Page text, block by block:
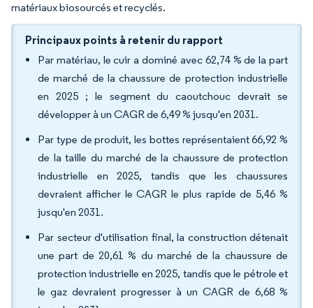
matériaux biosourcés et recyclés.
Principaux points à retenir du rapport
Par matériau, le cuir a dominé avec 62,74 % de la part
de marché de la chaussure de protection industrielle
en 2025 ; le segment du caoutchouc devrait se
développer à un CAGR de 6,49 % jusqu'en 2031.
Par type de produit, les bottes représentaient 66,92 %
de la taille du marché de la chaussure de protection
industrielle en 2025, tandis que les chaussures
devraient afficher le CAGR le plus rapide de 5,46 %
jusqu'en 2031.
Par secteur d'utilisation final, la construction détenait
une part de 20,61 % du marché de la chaussure de
protection industrielle en 2025, tandis que le pétrole et
le gaz devraient progresser à un CAGR de 6,68 %